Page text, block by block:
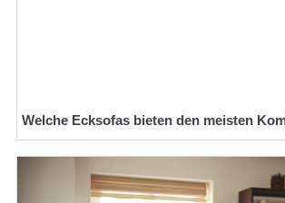
Welche Ecksofas bieten den meisten